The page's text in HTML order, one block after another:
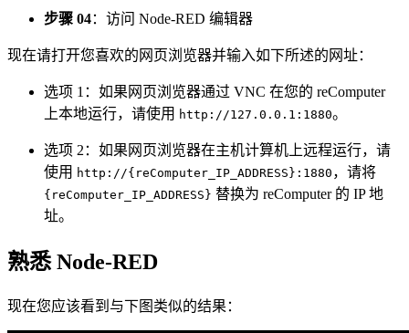
步骤 04：访问 Node-RED 编辑器
现在请打开您喜欢的网页浏览器并输入如下所述的网址：
选项 1：如果网页浏览器通过 VNC 在您的 reComputer
上本地运行，请使用 http://127.0.0.1:1880。
选项 2：如果网页浏览器在主机计算机上远程运行，请
使用 http://{reComputer_IP_ADDRESS}:1880 ，请将
{reComputer_IP_ADDRESS} 替换为 reComputer 的 IP 地
址。
熟悉 Node-RED
现在您应该看到与下图类似的结果：